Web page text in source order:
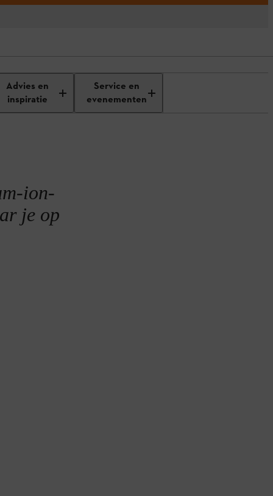
Advies en
inspiratie
Service en
evenementen
Lithium-ion-accu’s opladen
ion-
je op